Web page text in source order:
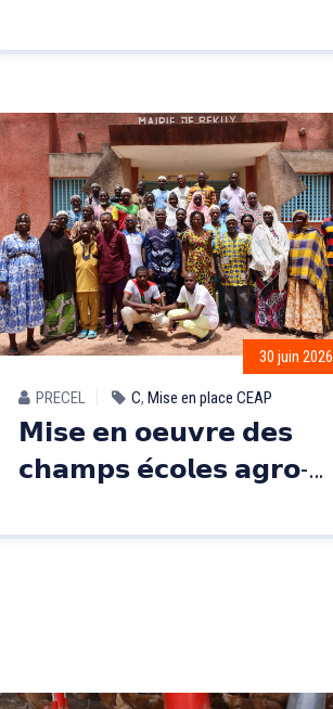
30 juin 2026
PRECEL C, Mise en place CEAP
𝗠𝗶𝘀𝗲 𝗲𝗻 𝗼𝗲𝘂𝘃𝗿𝗲 𝗱𝗲𝘀
𝗰𝗵𝗮𝗺𝗽𝘀 𝗲́𝗰𝗼𝗹𝗲𝘀 𝗮𝗴𝗿𝗼-
𝗮𝗽𝗽𝗿𝗼𝗰𝗵𝗲 𝗱𝘂𝗿𝗮𝗯𝗹𝗲
𝗕𝘂𝗿𝗸𝗶𝗻𝗮 𝗙𝗮𝘀𝗼